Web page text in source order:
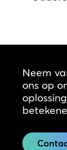
Neem
ons op